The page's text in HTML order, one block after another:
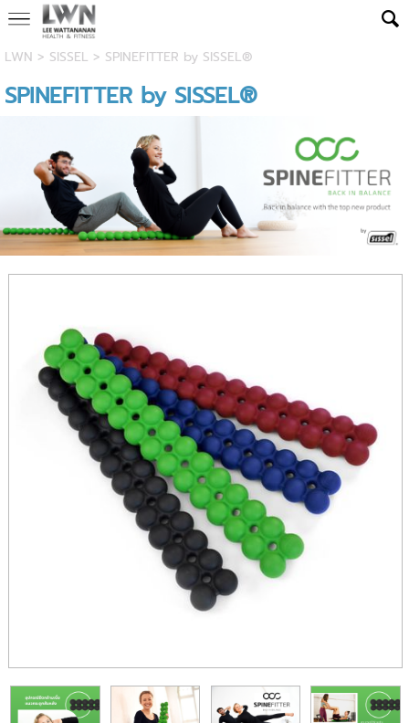
LWN > SISSEL > SPINEFITTER by SISSEL®
SPINEFITTER by SISSEL®